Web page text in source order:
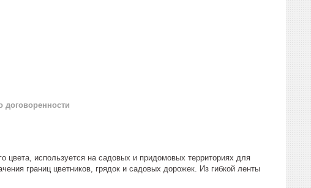
договоренности
цвета, используется на садовых и придомовых территориях для
границ цветников, грядок и садовых дорожек. Из гибкой ленты